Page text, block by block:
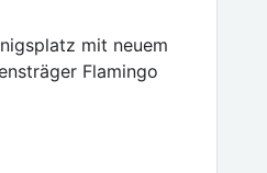
mit neuem
Flamingo